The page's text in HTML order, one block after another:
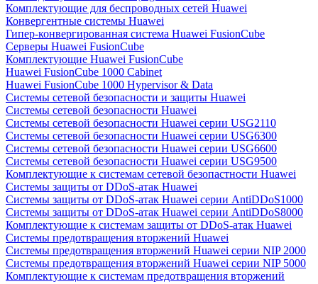
Комплектующие для беспроводных сетей Huawei
Конвергентные системы Huawei
Гипер-конвергированная система Huawei FusionCube
Серверы Huawei FusionCube
Комплектующие Huawei FusionCube
Huawei FusionCube 1000 Cabinet
Huawei FusionCube 1000 Hypervisor & Data
Системы сетевой безопасности и защиты Huawei
Системы сетевой безопасности Huawei
Системы сетевой безопасности Huawei серии USG2110
Системы сетевой безопасности Huawei серии USG6300
Системы сетевой безопасности Huawei серии USG6600
Системы сетевой безопасности Huawei серии USG9500
Комплектующие к системам сетевой безопастности Huawei
Системы защиты от DDoS-атак Huawei
Системы защиты от DDoS-атак Huawei серии AntiDDoS1000
Системы защиты от DDoS-атак Huawei серии AntiDDoS8000
Комплектующие к системам защиты от DDoS-атак Huawei
Системы предотвращения вторжений Huawei
Системы предотвращения вторжений Huawei серии NIP 2000
Системы предотвращения вторжений Huawei серии NIP 5000
Комплектующие к системам предотвращения вторжений